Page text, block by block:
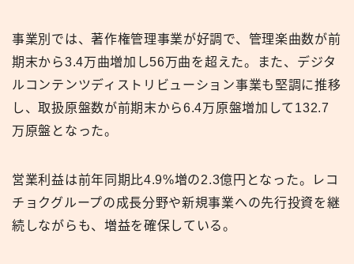
事業別では、著作権管理事業が好調で、管理楽曲数が前
期末から3.4万曲増加し56万曲を超えた。また、デジタ
ルコンテンツディストリビューション事業も堅調に推移
し、取扱原盤数が前期末から6.4万原盤増加して132.7
万原盤となった。
営業利益は前年同期比4.9%増の2.3億円となった。レコ
チョクグループの成長分野や新規事業への先行投資を継
続しながらも、増益を確保している。